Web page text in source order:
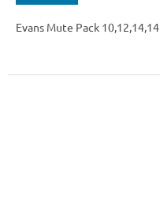
Evans Mute Pack 10,12,14,14